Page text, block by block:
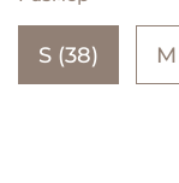
S (38)